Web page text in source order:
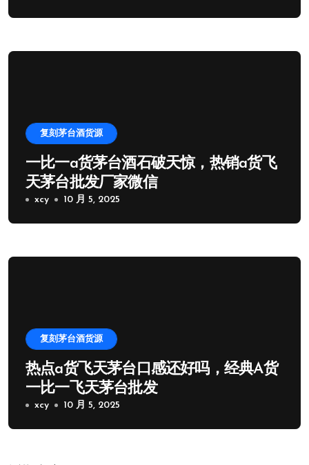
复刻茅台酒货源
一比一a货茅台酒石破天惊，热销a货飞
天茅台批发厂家微信
xcy 10 月 5, 2025
复刻茅台酒货源
热点a货飞天茅台口感还好吗，经典A货
一比一飞天茅台批发
xcy 10 月 5, 2025